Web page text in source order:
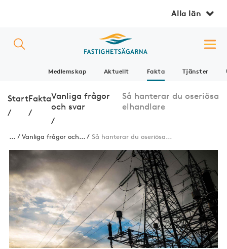
Alla län
Medlemskap Aktuellt Fakta Tjänster
Start
/
Fakta
/
Vanliga frågor
och svar
/
Så hanterar du oseriösa
elhandlare
... Vanliga frågor och... Så hanterar du oseriösa...